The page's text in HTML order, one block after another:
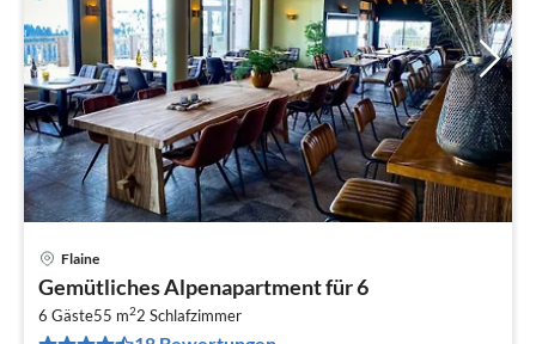
Flaine
Gemütliches Alpenapartment für 6
6 Gäste55 m22 Schlafzimmer